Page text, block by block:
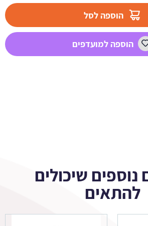
הוספה לסל
הוספה למועדפים
נוספים שיכולים
להתאים